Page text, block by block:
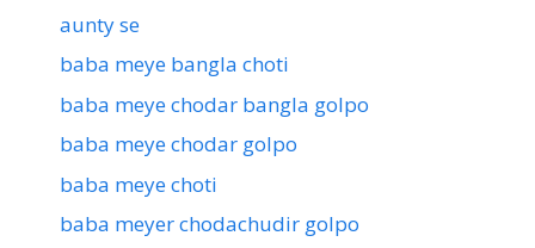
aunty se
baba meye bangla choti
baba meye chodar bangla golpo
baba meye chodar golpo
baba meye choti
baba meyer chodachudir golpo